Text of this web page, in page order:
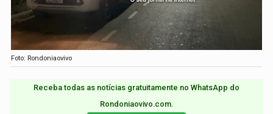
Foto: Rondoniaovivo
Receba todas as notícias gratuitamente no WhatsApp do
Rondoniaovivo.com.​